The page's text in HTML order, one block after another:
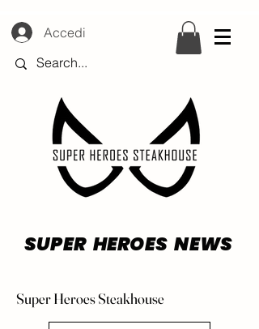
SUPER HEROES NEWS
Accedi
Super Heroes Steakhouse